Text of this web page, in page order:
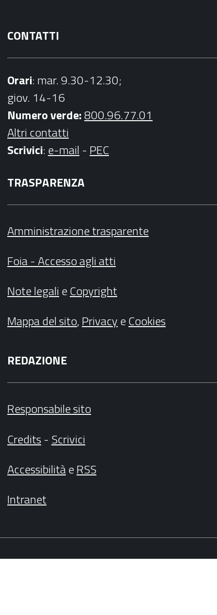
CONTATTI
Orari: mar. 9.30-12.30;
giov. 14-16
Numero verde:800.96.77.01
Altri contatti
Scrivici:e-mail - PEC
TRASPARENZA
Amministrazione trasparente
Foia - Accesso agli atti
Note legalieCopyright
Mappa del sito,PrivacyeCookies
REDAZIONE
Responsabile sito
Credits- Scrivici
AccessibilitàeRSS
Intranet